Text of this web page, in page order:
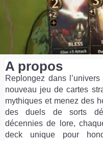
A propos
Replongez dans
nouveau jeu de cartes
mythiques et menez des
des duels de sorts
décennies de lore,
deck unique pour